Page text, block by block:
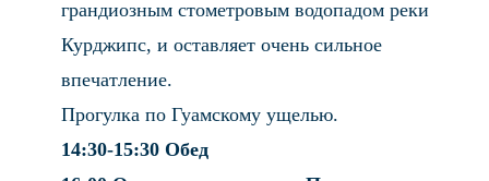
грандиозным стометровым водопадом реки
Курджипс, и оставляет очень сильное
впечатление.
Прогулка по Гуамскому ущелью.
14:30-15:30 Обед